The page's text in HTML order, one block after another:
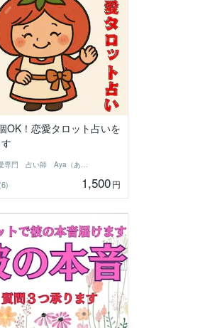
OK！恋愛タロット占いを
恋愛専門 占い師 Aya（あや）
(6) 1,500円